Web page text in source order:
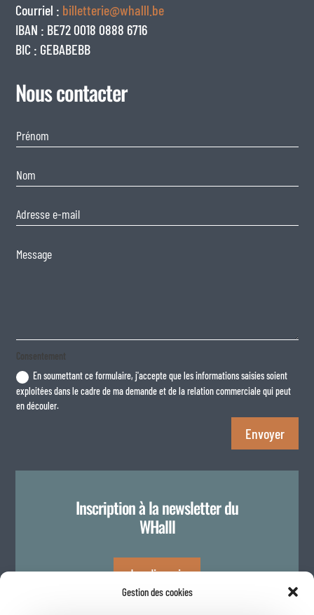
Gestion des cookies
Courriel : billetterie@whalll.be
IBAN : BE72 0018 0888 6716
BIC : GEBABEBB
Nous contacter
Consentement
En soumettant ce formulaire, j'accepte que les informations saisies soient
exploitées dans le cadre de ma demande et de la relation commerciale qui peut
en découler.
Envoyer
Inscription à la newsletter du
WHalll
Je m'inscris